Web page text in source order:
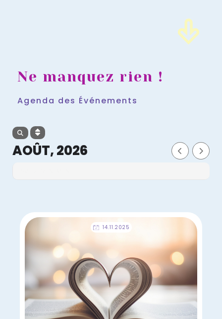
Ne manquez rien !
Agenda des Événements
AOÛT, 2026
14.11.2025